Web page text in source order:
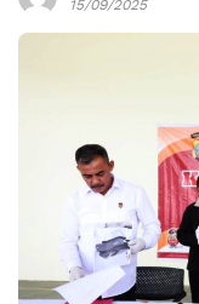
15/09/2025